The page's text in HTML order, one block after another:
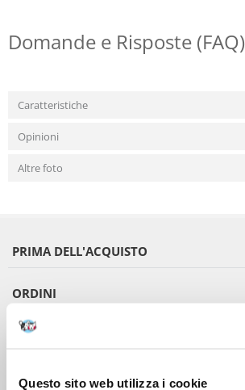
Questo sito web utilizza i cookie
Domande e Risposte (FAQ)
Caratteristiche
Opinioni
Altre foto
PRIMA DELL'ACQUISTO
ORDINI
DOPO L'ACQUISTO
VIENI A CONOSCERCI